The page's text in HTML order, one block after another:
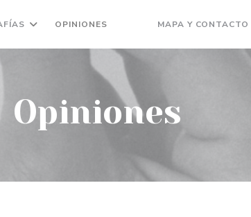
OPINIONES MAPA Y CONTACTO
Opiniones